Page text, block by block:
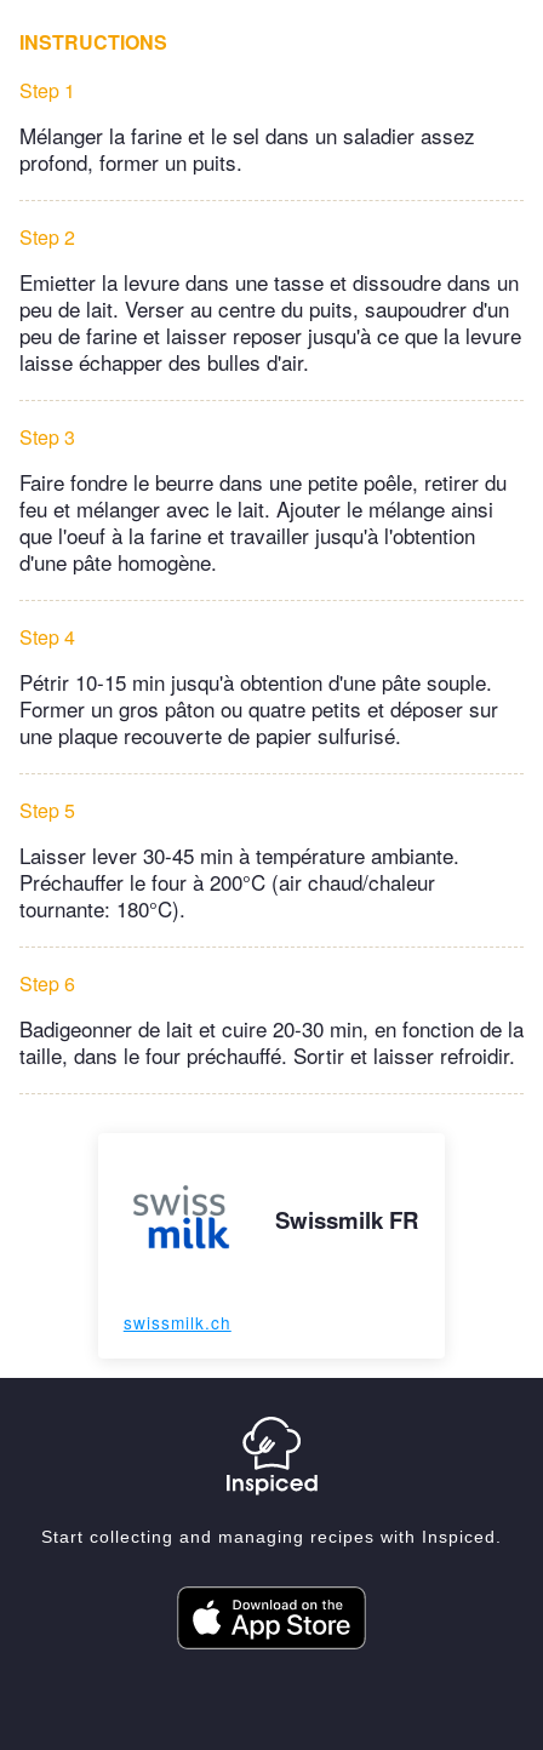
INSTRUCTIONS
Step 1
Mélanger la farine et le sel dans un saladier assez
profond, former un puits.
Step 2
Emietter la levure dans une tasse et dissoudre dans un
peu de lait. Verser au centre du puits, saupoudrer d'un
peu de farine et laisser reposer jusqu'à ce que la levure
laisse échapper des bulles d'air.
Step 3
Faire fondre le beurre dans une petite poêle, retirer du
feu et mélanger avec le lait. Ajouter le mélange ainsi
que l'oeuf à la farine et travailler jusqu'à l'obtention
d'une pâte homogène.
Step 4
Pétrir 10-15 min jusqu'à obtention d'une pâte souple.
Former un gros pâton ou quatre petits et déposer sur
une plaque recouverte de papier sulfurisé.
Step 5
Laisser lever 30-45 min à température ambiante.
Préchauffer le four à 200°C (air chaud/chaleur
tournante: 180°C).
Step 6
Badigeonner de lait et cuire 20-30 min, en fonction de la
taille, dans le four préchauffé. Sortir et laisser refroidir.
Swissmilk FR
swissmilk.ch
Start collecting and managing recipes with Inspiced.